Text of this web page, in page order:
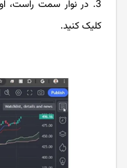
کلیک کنید.